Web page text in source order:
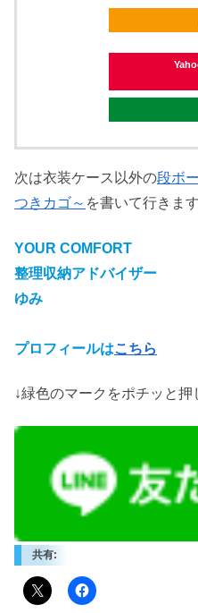
次は衣装ケース以外の段ボ
つきカゴ～ を書いて行きま
YOUR COMFORT
整理収納アドバイザー
ゆみ
プロフィールはこちら
↓緑色のマークをポチッと押
共有: